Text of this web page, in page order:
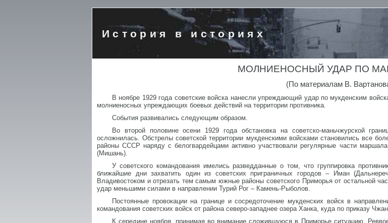
История в историях
МОЛНИЕНОСНЫЙ УДАР ПО
(По материалам В.
В ноябре 1929 года советские войска нанесли упреждающий удар по мукденским
молниеносных упреждающих боевых действий на территории противника.
События развивались следующим образом.
Во второй половине осени 1929 года обстановка на советско-маньчжурской
осложнилась. Обстрелы советской территории мукденскими войсками становились все
районы СССР наряду с белогвардейцами активно участвовали регулярные части
(Мишань).
У советского командования имелись разведданные о том, что группировка
ближайшие дни захватить один из советских приграничных городов – Иман
Владивостоком и отрезать тем самым южные районы советского Приморья от остальной
удар меньшими силами в направлении Турий Рог – Камень-Рыболов.
Постоянные провокации на границе и сосредоточение мукденских войск в
командования советских войск от района северо-западнее озера Ханка, куда по приказу
К середине ноября, принимая во внимание сложившуюся в Приморье ситуацию,